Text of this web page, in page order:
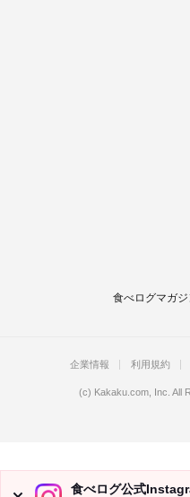
食べログマガジ
食べログ公式
企業情報 利用規約
(c) Kakaku.com, Inc. All